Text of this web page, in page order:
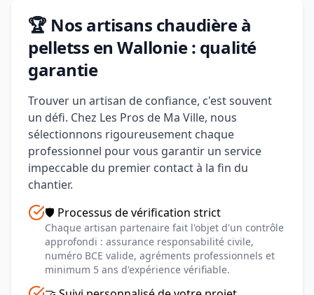
🏆 Nos artisans chaudière à
pelletss en Wallonie : qualité
garantie
Trouver un artisan de confiance, c'est souvent
un défi. Chez Les Pros de Ma Ville, nous
sélectionnons rigoureusement chaque
professionnel pour vous garantir un service
impeccable du premier contact à la fin du
chantier.
🛡️ Processus de vérification strict
Chaque artisan partenaire fait l'objet d'un contrôle
approfondi : assurance responsabilité civile,
numéro BCE valide, agréments professionnels et
minimum 5 ans d'expérience vérifiable.